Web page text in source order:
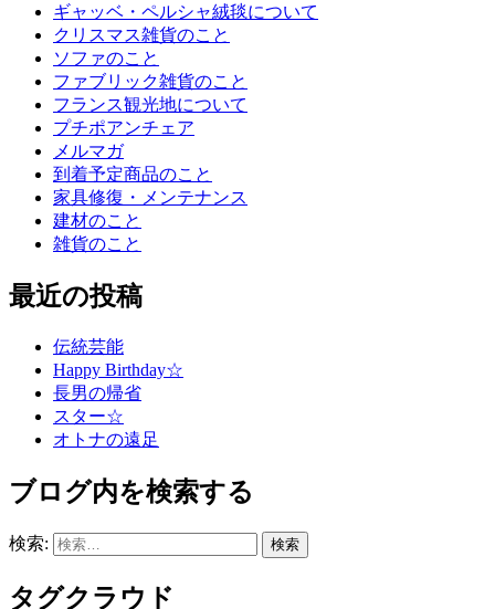
ギャッベ・ペルシャ絨毯について
クリスマス雑貨のこと
ソファのこと
ファブリック雑貨のこと
フランス観光地について
プチポアンチェア
メルマガ
到着予定商品のこと
家具修復・メンテナンス
建材のこと
雑貨のこと
最近の投稿
伝統芸能
Happy Birthday☆
長男の帰省
スター☆
オトナの遠足
ブログ内を検索する
検索:
タグクラウド